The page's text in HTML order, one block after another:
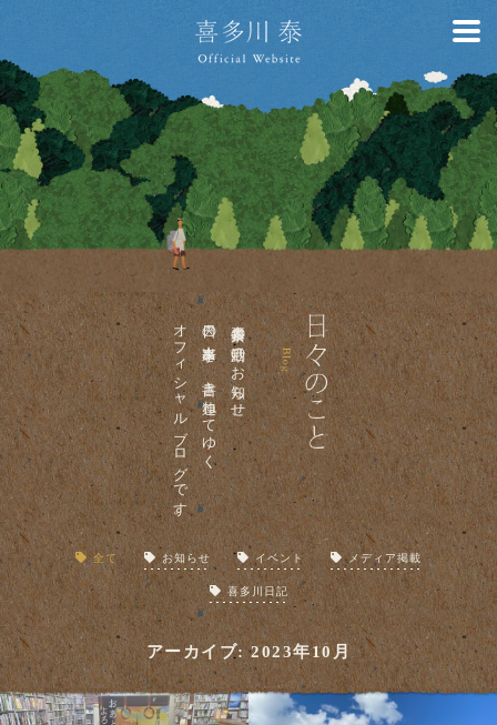
喜多川泰の活動のお知らせ、
日々の出来事を、書き連ねてゆく
オフィシャルブログです。
全て お知らせ イベント メディア掲載
喜多川日記
アーカイブ: 2023年10月